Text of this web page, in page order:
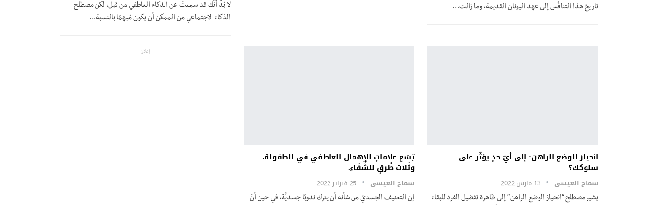
تاريخ هذا التنافُس إلى عهد اليونان القديمة، وما زالت…
لا بُدَّ أنَّك قد سمعتَ عن الذكاء العاطفي من قبل، لكن مصطلح
الذكاء الاجتماعي من الممكن أن يكون مُبهمًا بالنسبة…
انحياز الوضع الراهن: إلى أيّ حدٍ يؤثّر على
سلوكك؟
سماح العيسى 13 مارس 2022
يشير مصطلح “انحياز الوضع الراهن” إلى ظاهرة تفضيل الفرد للبقاء
تِسْع علاماتٍ للإهمال العاطفي في الطفولة،
وثَلاث طُرقٍ للشِّفَاء.
سماح العيسى 25 فبراير 2022
إن التعنيف الجسديّ من شأنه أن يترك ندوبًا جسديَّة، في حين أنّ
إعلان